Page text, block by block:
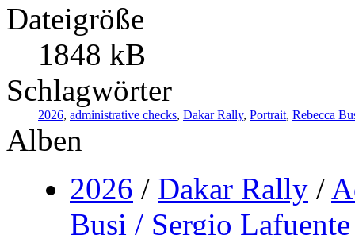
Dateigröße
1848 kB
Schlagwörter
2026, administrative checks, Dakar Rally, Portrait, Rebecca
Alben
2026 / Dakar Rally /
Busi / Sergio Lafuente